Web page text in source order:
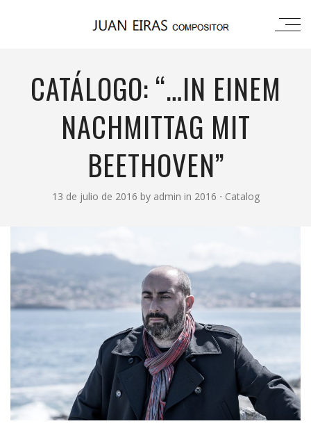
CATÁLOGO: “…IN EINEM
NACHMITTAG MIT
BEETHOVEN”
13 de julio de 2016 by admin in 2016 ⋅ Catalog